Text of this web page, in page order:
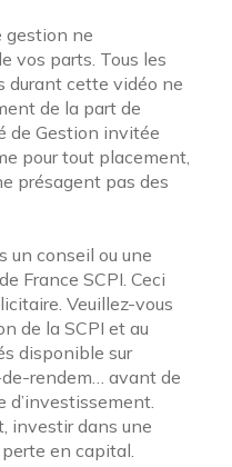
gestion ne
vos parts. Tous les
durant cette vidéo ne
de la part de
de Gestion invitée
pour tout placement,
présagent pas des
un conseil ou une
France SCPI. Ceci
Veuillez-vous
de la SCPI et au
disponible sur
rendem… avant de
d’investissement.
investir dans une
en capital.